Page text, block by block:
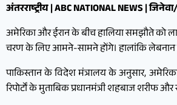
अंतरराष्ट्रीय | ABC NATIONAL NEWS |
अमेरिका और ईरान के बीच हालिया समझौते को
चरण के लिए आमने-सामने होंगे। हालांकि लेबनान
पाकिस्तान के विदेश मंत्रालय के अनुसार,
रिपोर्टों के मुताबिक प्रधानमंत्री शहबाज